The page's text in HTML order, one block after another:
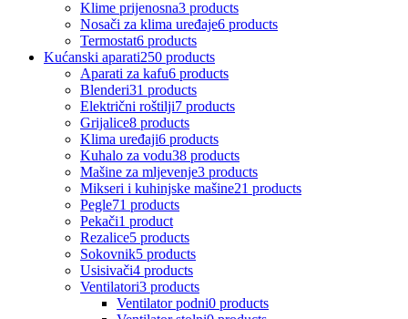
Klime prijenosna3 products
Nosači za klima uređaje6 products
Termostat6 products
Kućanski aparati250 products
Aparati za kafu6 products
Blenderi31 products
Električni roštilji7 products
Grijalice8 products
Klima uređaji6 products
Kuhalo za vodu38 products
Mašine za mljevenje3 products
Mikseri i kuhinjske mašine21 products
Pegle71 products
Pekači1 product
Rezalice5 products
Sokovnik5 products
Usisivači4 products
Ventilatori3 products
Ventilator podni0 products